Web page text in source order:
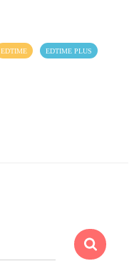
EDTIME EDTIME PLUS